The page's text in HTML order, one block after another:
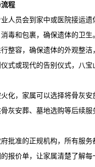
程
人员会到家中或医院接运
毒和包裹，确保遗体的卫生。
整容，确保遗体的外观整洁
式或现代的告别仪式， 八宝
化，家属可以选择将骨灰安
灰安葬、墓地选购等后续服
批准的正规机构，所有服务
报价单，让家属清楚了解每